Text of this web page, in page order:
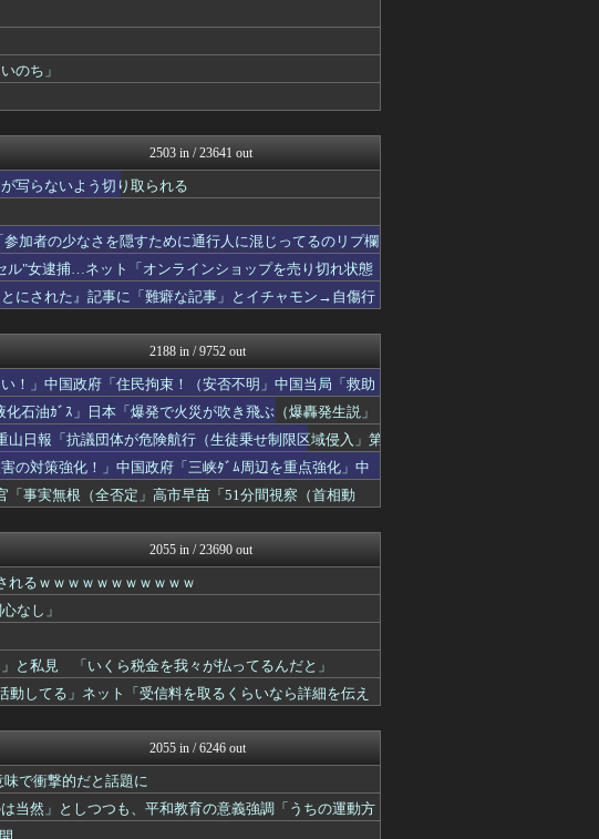
海電鉄...
踊る...
みそパンNEWS
...
ネトウヨにゅーす
まとめたニュース
す...
おーるじゃんる
かせまと！
軍事・ミリタリー速報☆彡
ゆめ痛 -自動車まとめブロ...
ｗｗｗ...
watch＠２ちゃんねる
てる...
オレ的ゲーム速報＠刃
モッコスヌ〜ン
日本第一！ニュース録
めた？...
反日愚国 恨寓瘻
ーン輸...
おーるじゃんる
ける人...
U-1 NEWS.
部暴...
政経ワロスまとめニュース♪
かせまと！
ニュース30over
大艦巨砲主義！
保守速報
障害者...
watch＠２ちゃんねる
痛いニュース(ﾉ∀`)
投資ちゃんねる
のち」
2503 in / 23641 out
写らないよう切り取られる
加者の少なさを隠すために通行人に混じってるのリプ欄
ル"女逮捕…ネット「オンラインショップを売り切れ状態
にされた』記事に「難癖な記事」とイチャモン→自傷行
2188 in / 9752 out
！」中国政府「住民拘束！（安否不明」中国当局「救助
石油ｶﾞｽ」日本「爆発で火災が吹き飛ぶ（爆轟発生説」
日報「抗議団体が危険航行（生徒乗せ制限区域侵入」第
の対策強化！」中国政府「三峡ﾀﾞﾑ周辺を重点強化」中
事実無根（全否定」高市早苗「51分間視察（首相動
2055 in / 23690 out
れるｗｗｗｗｗｗｗｗｗｗｗ
なし」
と私見 「いくら税金を我々が払ってるんだと」
動してる」ネット「受信料を取るくらいなら詳細を伝え
2055 in / 6246 out
味で衝撃的だと話題に
当然」としつつも、平和教育の意義強調「うちの運動方